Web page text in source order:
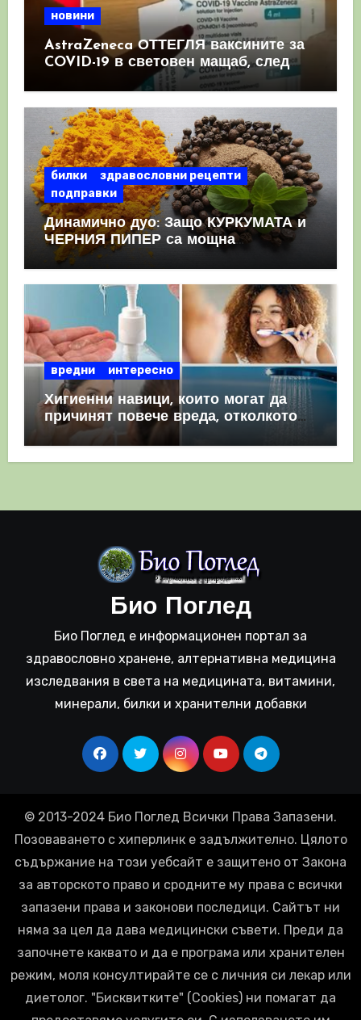
новини
AstraZeneca ОТТЕГЛЯ ваксините за
COVID-19 в световен мащаб, след
като призна, че те причиняват
билки
здравословни рецепти
подправки
Динамично дуо: Защо КУРКУМАТА и
ЧЕРНИЯ ПИПЕР са мощна
комбинация
вредни интересно
Хигиенни навици, които могат да
причинят повече вреда, отколкото
полза
Био Поглед
Био Поглед е информационен портал за
здравословно хранене, алтернативна медицина
изследвания в света на медицината, витамини,
минерали, билки и хранителни добавки
© 2013-2024 Био Поглед Всички Права Запазени.
Позоваването с хиперлинк е задължително. Цялото
съдържание на този уебсайт е защитено от Закона
за авторското право и сродните му права с всички
запазени права и законови последици. Сайтът ни
няма за цел да дава медицински съвети. Преди да
започнете каквато и да е програма или хранителен
режим, моля консултирайте се с личния си лекар или
диетолог. "Бисквитките" (Cookies) ни помагат да